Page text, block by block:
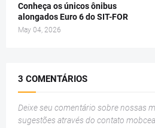
Conheça os únicos ônibus
alongados Euro 6 do SIT-FOR
May 04, 2026
3 COMENTÁRIOS
Deixe seu comentário sobre nossas
sugestões através do contato